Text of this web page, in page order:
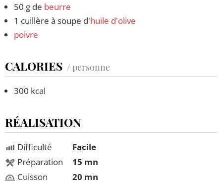
50 g de beurre
1 cuillère à soupe d'huile d'olive
poivre
CALORIES / personne
300 kcal
RÉALISATION
Difficulté
Préparation
Cuisson
Facile
15 mn
20 mn